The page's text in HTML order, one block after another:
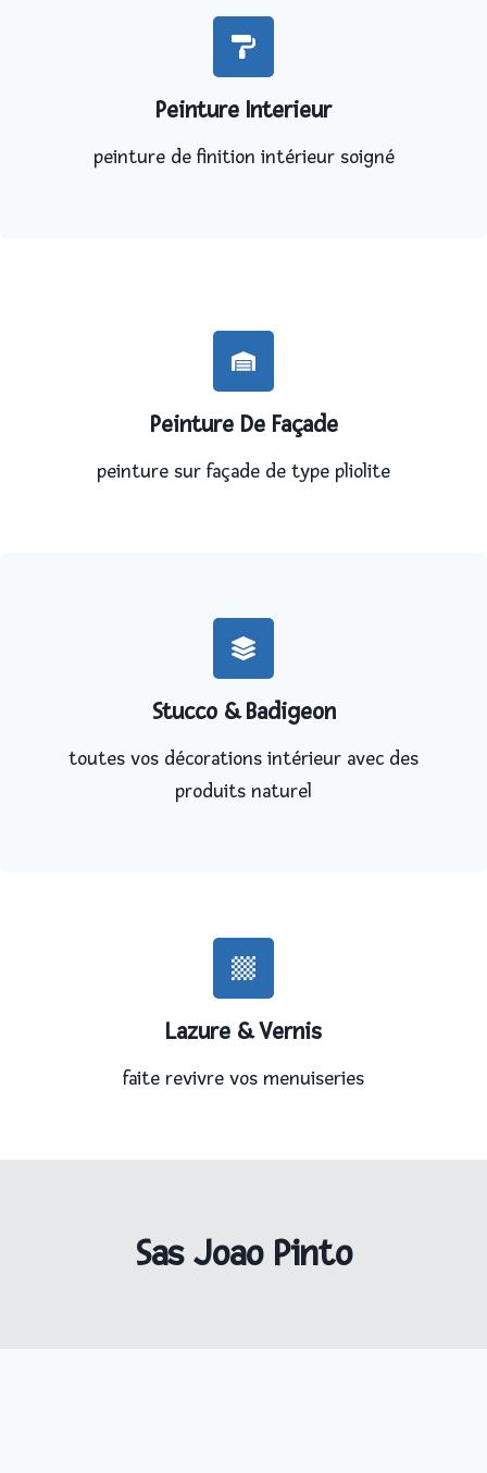
Peinture Interieur
peinture de finition intérieur soigné
Peinture De Façade
peinture sur façade de type pliolite
Stucco & Badigeon
toutes vos décorations intérieur avec des
produits naturel
Lazure & Vernis
faite revivre vos menuiseries
Sas Joao Pinto